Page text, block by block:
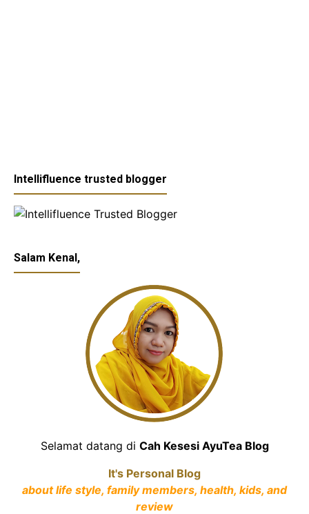
Intellifluence trusted blogger
Salam Kenal,
Selamat datang di Cah Kesesi AyuTea Blog
It's Personal Blog
about life style, family members, health, kids, and
review